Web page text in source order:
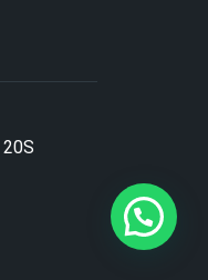
20S